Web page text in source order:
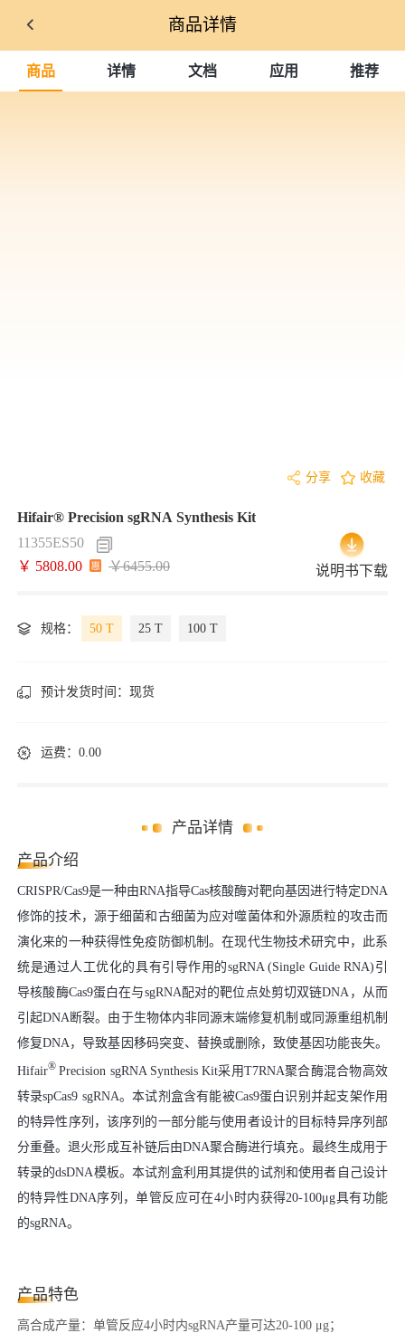
商品详情
商品 详情 文档 应用 推荐
分享 收藏
Hifair® Precision sgRNA Synthesis Kit
11355ES50
￥ 5808.00
￥6455.00 说明书下载
规格： 50 T 25 T 100 T
预计发货时间： 现货
运费：0.00
产品详情
产品介绍
CRISPR/Cas9是一种由RNA指导Cas核酸酶对靶向基因进行特定DNA
修饰的技术，源于细菌和古细菌为应对噬菌体和外源质粒的攻击而
演化来的一种获得性免疫防御机制。在现代生物技术研究中，此系
统是通过人工优化的具有引导作用的sgRNA (Single Guide RNA)引
导核酸酶Cas9蛋白在与sgRNA配对的靶位点处剪切双链DNA，从而
引起DNA断裂。由于生物体内非同源末端修复机制或同源重组机制
修复DNA，导致基因移码突变、替换或删除，致使基因功能丧失。
Hifair®Precision sgRNA Synthesis Kit采用T7RNA聚合酶混合物高效
转录spCas9 sgRNA。本试剂盒含有能被Cas9蛋白识别并起支架作用
的特异性序列，该序列的一部分能与使用者设计的目标特异序列部
分重叠。退火形成互补链后由DNA聚合酶进行填充。最终生成用于
转录的dsDNA模板。本试剂盒利用其提供的试剂和使用者自己设计
的特异性DNA序列，单管反应可在4小时内获得20-100μg具有功能
的sgRNA。
产品特色
高合成产量：单管反应4小时内sgRNA产量可达20-100 μg；